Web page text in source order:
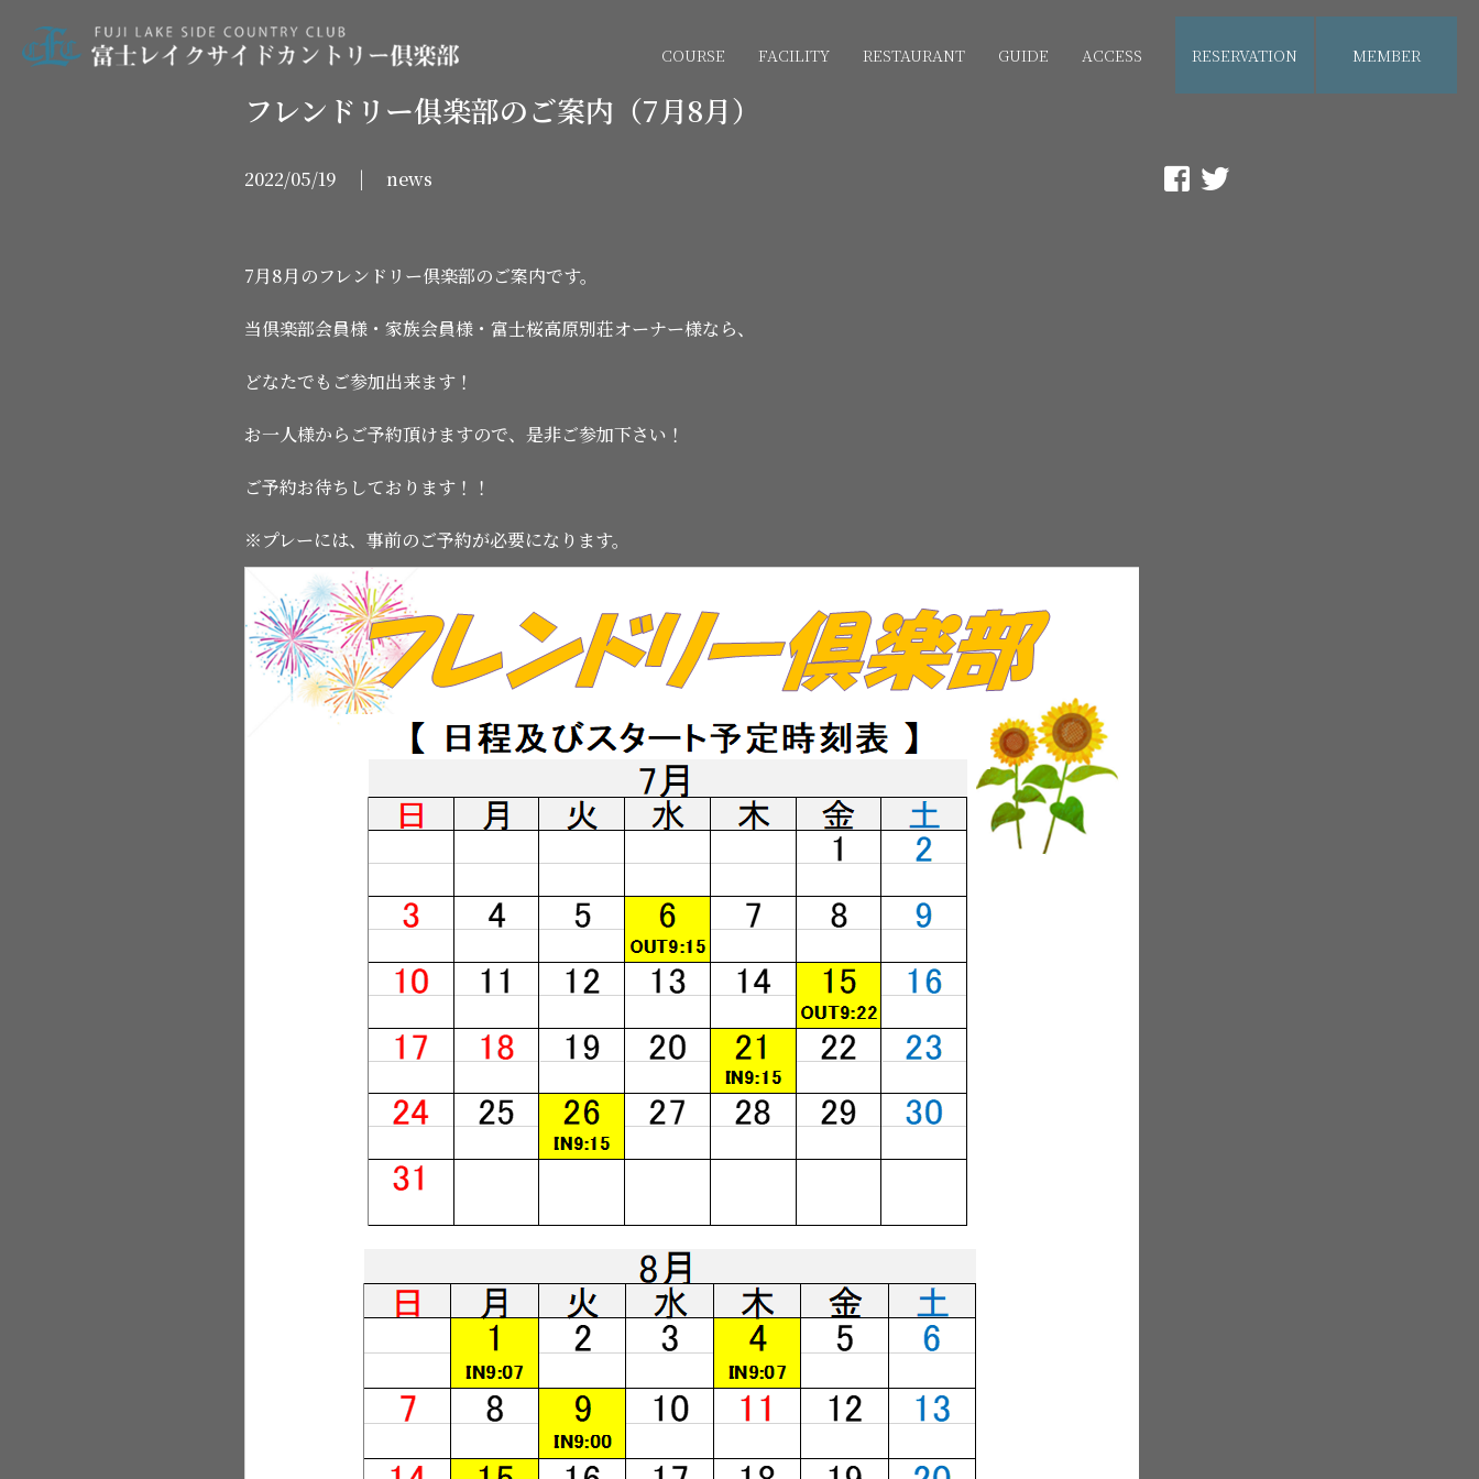
COURSE FACILITY RESTAURANT GUIDE ACCESS RESERVATION MEMBER
フレンドリー俱楽部のご案内（7月8月）
2022/05/19 | news
7月8月のフレンドリー倶楽部のご案内です。
当倶楽部会員様・家族会員様・富士桜高原別荘オーナー様なら、
どなたでもご参加出来ます！
お一人様からご予約頂けますので、是非ご参加下さい！
ご予約お待ちしております！！
※プレーには、事前のご予約が必要になります。